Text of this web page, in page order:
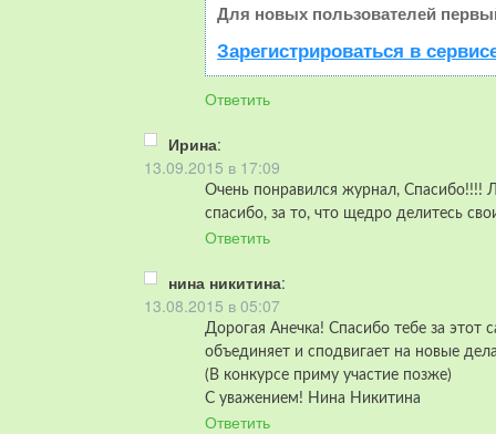
Для новых пользователей
Зарегистрироваться в
Ответить
Ирина:
13.09.2015 в 17:09
Очень понравился журнал, Спасибо!!!!
спасибо, за то, что щедро делитесь
Ответить
нина никитина:
13.08.2015 в 05:07
Дорогая Анечка! Спасибо тебе за этот
объединяет и сподвигает на новые
(В конкурсе приму участие позже)
С уважением! Нина Никитина
Ответить